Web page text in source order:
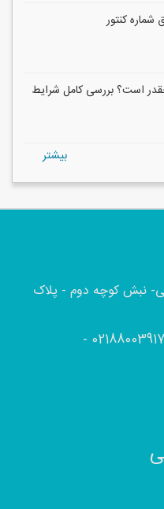
کنتور
وام ازدواج ۱۴۰۵ چقدر است؟ بررسی کامل شرایط
بيشتر
نبش کوچه دوم - پلاک
02188003917
-